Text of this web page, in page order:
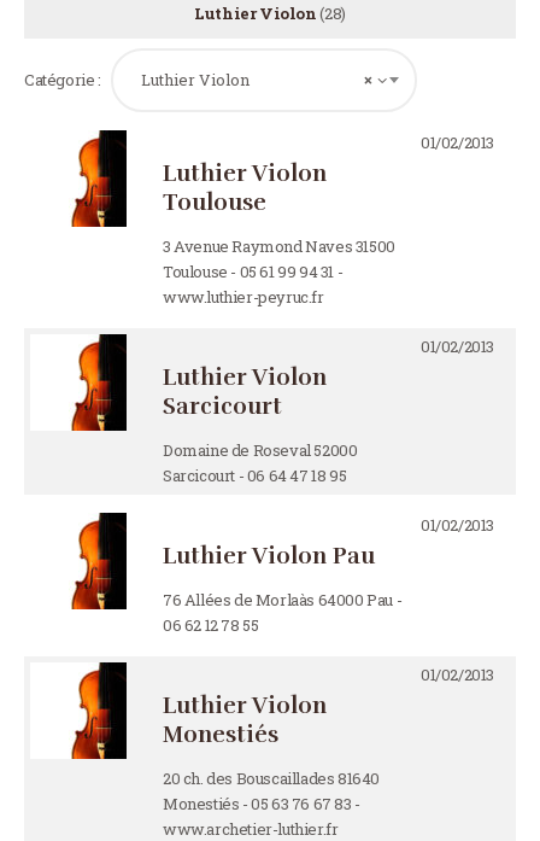
Luthier Violon(28)
Catégorie : ×
Luthier Violon
Luthier Violon
Toulouse
3 Avenue Raymond Naves 31500
Toulouse - 05 61 99 94 31 -
www.luthier-peyruc.fr
01/02/2013
Luthier Violon
Sarcicourt
Domaine de Roseval 52000
Sarcicourt - 06 64 47 18 95
01/02/2013
Luthier Violon Pau
76 Allées de Morlaàs 64000 Pau -
06 62 12 78 55
01/02/2013
Luthier Violon
Monestiés
20 ch. des Bouscaillades 81640
Monestiés - 05 63 76 67 83 -
www.archetier-luthier.fr
01/02/2013